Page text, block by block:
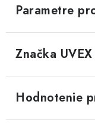
Parametre
Značka UVEX
Hodnotenie